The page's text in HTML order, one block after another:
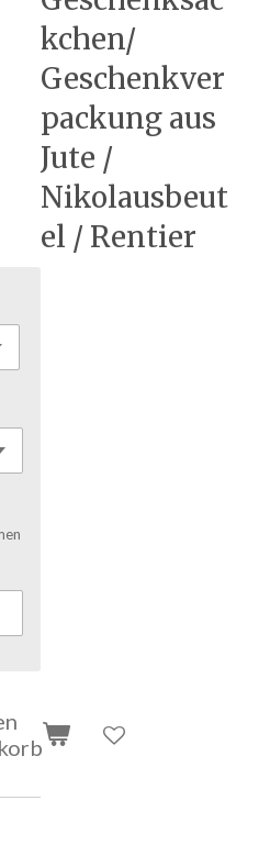
kchen/
Geschenkver
packung aus
Jute /
Nikolausbeut
el / Rentier